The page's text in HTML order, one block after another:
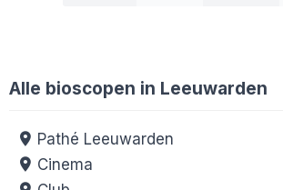
Alle bioscopen in Leeuwarden
Pathé Leeuwarden
Cinema